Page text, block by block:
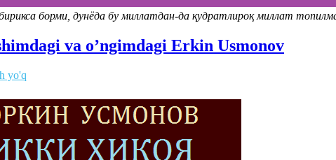
борми, дунёда бу миллатдан-да қудратлироқ миллат
va o’ngimdagi Erkin Usmonov
yo'q